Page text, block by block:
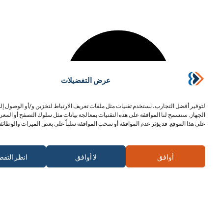
عرض التفضيلات
لتوفير أفضل التجارب، نستخدم تقنيات مثل ملفات تعريف الارتباط لتخزين و/أو الوصول
الجهاز. ستسمح لنا الموافقة على هذه التقنيات بمعالجة بيانات مثل سلوك التصفح أو
على هذا الموقع. قد يؤثر عدم الموافقة أو سحب الموافقة سلباً على بعض الميزات
أوافق لا أوافق انظر اشترك في الرسالة الإخبارية